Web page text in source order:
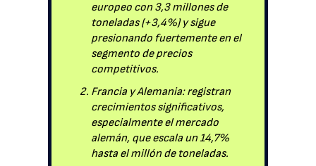
europeo con 3,3 millones de
toneladas (+3,4%) y sigue
presionando fuertemente en el
segmento de precios
competitivos.
Francia y Alemania: registran
crecimientos significativos,
especialmente el mercado
alemán, que escala un 14,7%
hasta el millón de toneladas.